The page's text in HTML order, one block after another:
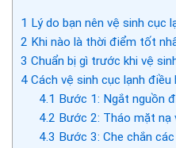
1 Lý do bạn nên vệ sinh cục
2 Khi nào là thời điểm tốt
3 Chuẩn bị gì trước khi vệ
4 Cách vệ sinh cục lạnh
4.1 Bước 1: Ngắt nguồn
4.2 Bước 2: Tháo mặt nạ
4.3 Bước 3: Che chắn